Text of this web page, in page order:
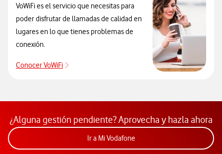
VoWiFi es el servicio que necesitas para
poder disfrutar de llamadas de calidad en
lugares en lo que tienes problemas de
conexión.
Conocer VoWiFi
Descubre la solución contra los problemas de
¿Alguna gestión pendiente? Aprovecha y hazla ahora
Ir a Mi VodafoneAcceder a la app Mi